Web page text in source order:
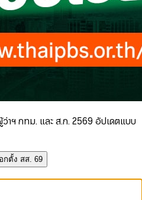
ฯ กทม. และ ส.ก. 2569 อัปเดตแบบ
กตั้ง สส. 69